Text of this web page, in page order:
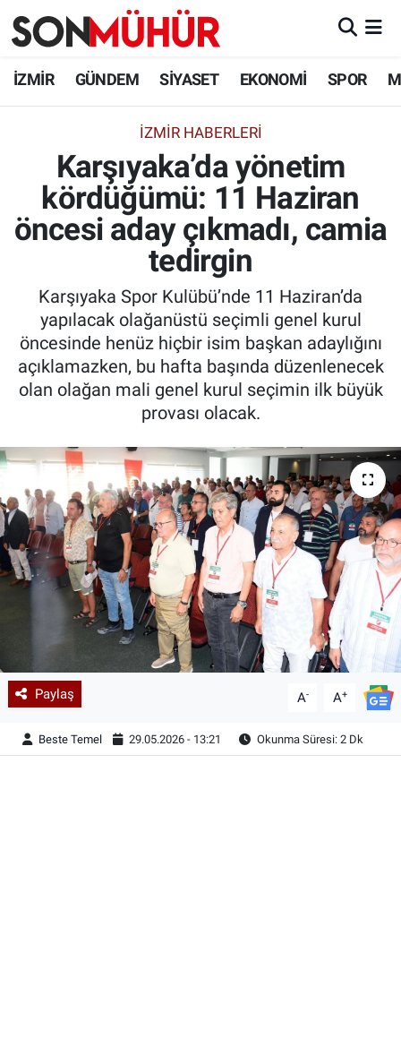
İZMİR GÜNDEM SİYASET EKONOMİ SPOR
İZMIR HABERLERI
Karşıyaka’da yönetim
kördüğümü: 11 Haziran
öncesi aday çıkmadı, camia
tedirgin
Karşıyaka Spor Kulübü’nde 11 Haziran’da
yapılacak olağanüstü seçimli genel kurul
öncesinde henüz hiçbir isim başkan adaylığını
açıklamazken, bu hafta başında düzenlenecek
olan olağan mali genel kurul seçimin ilk büyük
provası olacak.
Paylaş A- A+
Beste Temel 29.05.2026 - 13:21 Okunma Süresi: 2 Dk
İzmir Nöbetçi Eczaneler
İzmir Namaz Vakitleri
İzmir Trafik Yoğunluk Haritası
Süper Lig Puan Durumu ve Fikstür
Tüm Manşetler
Son Dakika Haberleri
Haber Arşivi